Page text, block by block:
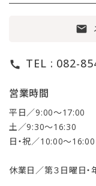
mail
call TEL : 082-
営業時間
平日／9:00〜17:00
土／9:30〜16:30
日・祝／10:00〜16:00
休業日／第３日曜日・